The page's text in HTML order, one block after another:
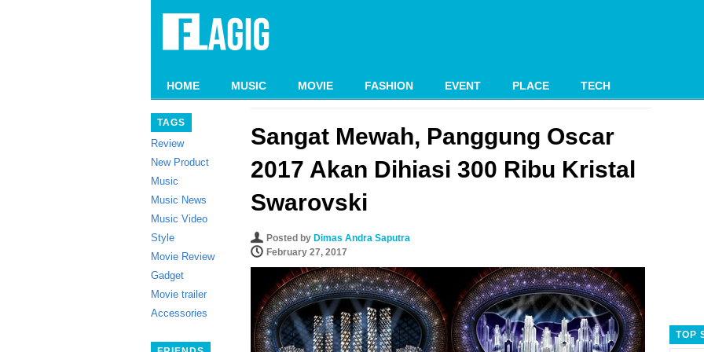
HOME MUSIC MOVIE FASHION EVENT PLACE TECH
TAGS
Review
New Product
Music
Music News
Music Video
Style
Movie Review
Gadget
Movie trailer
Accessories
Sangat Mewah, Panggung Oscar
2017 Akan Dihiasi 300 Ribu Kristal
Swarovski
Posted by Dimas Andra Saputra
February 27, 2017
TOP